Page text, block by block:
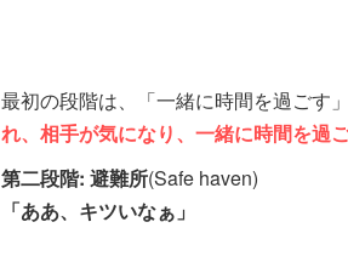
最初の段階は、「一緒に時間を過ごす
れ、相手が気になり、一緒に時間を過
第二段階: 避難所(Safe haven)
「ああ、キツいなぁ」